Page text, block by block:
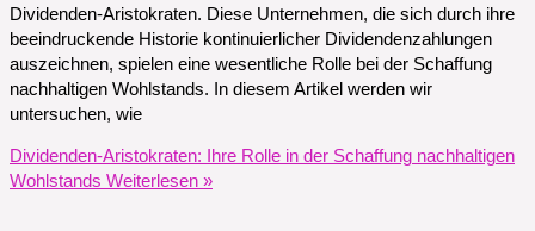
Dividenden-Aristokraten. Diese Unternehmen, die sich durch ihre
beeindruckende Historie kontinuierlicher Dividendenzahlungen
auszeichnen, spielen eine wesentliche Rolle bei der Schaffung
nachhaltigen Wohlstands. In diesem Artikel werden wir
untersuchen, wie
Dividenden-Aristokraten: Ihre Rolle in der Schaffung nachhaltigen
Wohlstands Weiterlesen »